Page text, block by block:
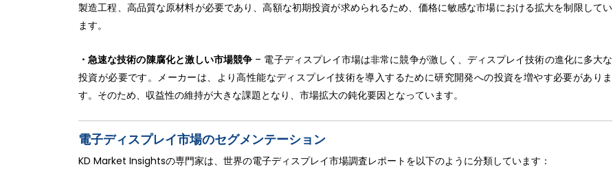
製造工程、高品質な原材料が必要であり、高額な初期投資が求められるため、価格に敏感な市場における拡大を制限してい
ます。
・急速な技術の陳腐化と激しい市場競争 – 電子ディスプレイ市場は非常に競争が激しく、ディスプレイ技術の進化に多大な
投資が必要です。メーカーは、より高性能なディスプレイ技術を導入するために研究開発への投資を増やす必要がありま
す。そのため、収益性の維持が大きな課題となり、市場拡大の鈍化要因となっています。
電子ディスプレイ市場のセグメンテーション
KD Market Insightsの専門家は、世界の電子ディスプレイ市場調査レポートを以下のように分類しています：